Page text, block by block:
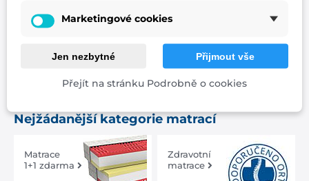
Čím více je v matraci přírodních složek, tím lépe
Jak najít matrace s ideálním poměrem ceny a
Nejčastější chyby při výběru matrace
Nejžádanější kategorie matrací
Matrace
1+1 zdarma
Zdravotní
matrace
Marketingové cookies
Jen nezbytné Přijmout vše
Přejít na stránku Podrobně o cookies